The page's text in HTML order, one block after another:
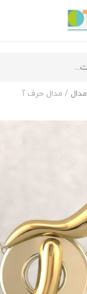
مدال / مدال حرف آ